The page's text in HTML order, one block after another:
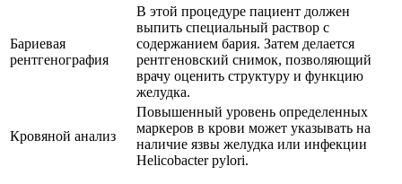
Бариевая
рентгенография
В этой процедуре пациент должен
выпить специальный раствор с
содержанием бария. Затем делается
рентгеновский снимок, позволяющий
врачу оценить структуру и функцию
желудка.
Кровяной анализ
Повышенный уровень определенных
маркеров в крови может указывать на
наличие язвы желудка или инфекции
Helicobacter pylori.